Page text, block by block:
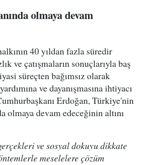
olmaya devam
40 yıldan fazla süredir
ve çatışmaların sonuçlarıyla baş
süreçten bağımsız olarak
ve dayanışmasına ihtiyacı
Erdoğan, Türkiye'nin
olmaya devam edeceğinin altını
ve sosyal dokuyu dikkate
meselelere çözüm